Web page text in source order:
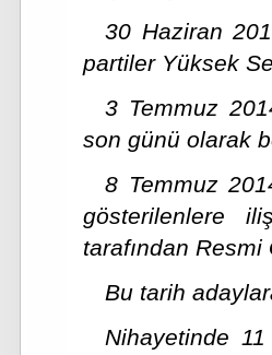
30 Haziran
partiler Yüksek
3 Temmuz
son günü olarak
8 Temmuz
gösterilenlere
tarafından
Bu tarih
Nihayetinde